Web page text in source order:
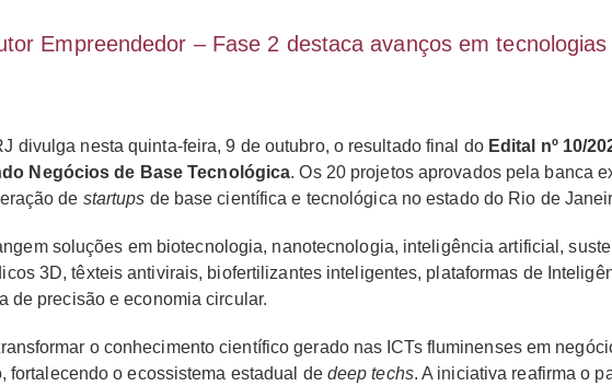
Empreendedor – Fase 2 destaca avanços em
divulga nesta quinta-feira, 9 de outubro, o resultado final do Edital nº 10/
Negócios de Base Tecnológica. Os 20 projetos aprovados pela banca
de startups de base científica e tecnológica no estado do Rio de
soluções em biotecnologia, nanotecnologia, inteligência artificial,
3D, têxteis antivirais, biofertilizantes inteligentes, plataformas de
de precisão e economia circular.
o conhecimento científico gerado nas ICTs fluminenses em
fortalecendo o ecossistema estadual de deep techs. A iniciativa reafirma o